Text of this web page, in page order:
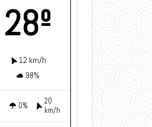
28º
12 km/h
98%
0%
20
km/h